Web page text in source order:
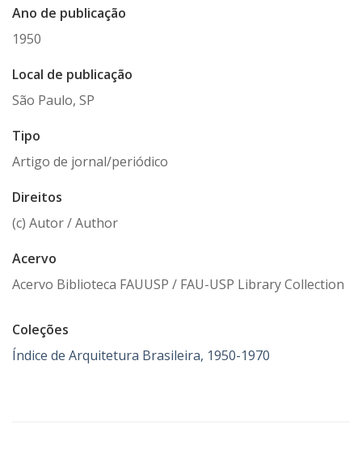
Ano de publicação
1950
Local de publicação
São Paulo, SP
Tipo
Artigo de jornal/periódico
Direitos
(c) Autor / Author
Acervo
Acervo Biblioteca FAUUSP / FAU-USP Library Collection
Coleções
Índice de Arquitetura Brasileira, 1950-1970